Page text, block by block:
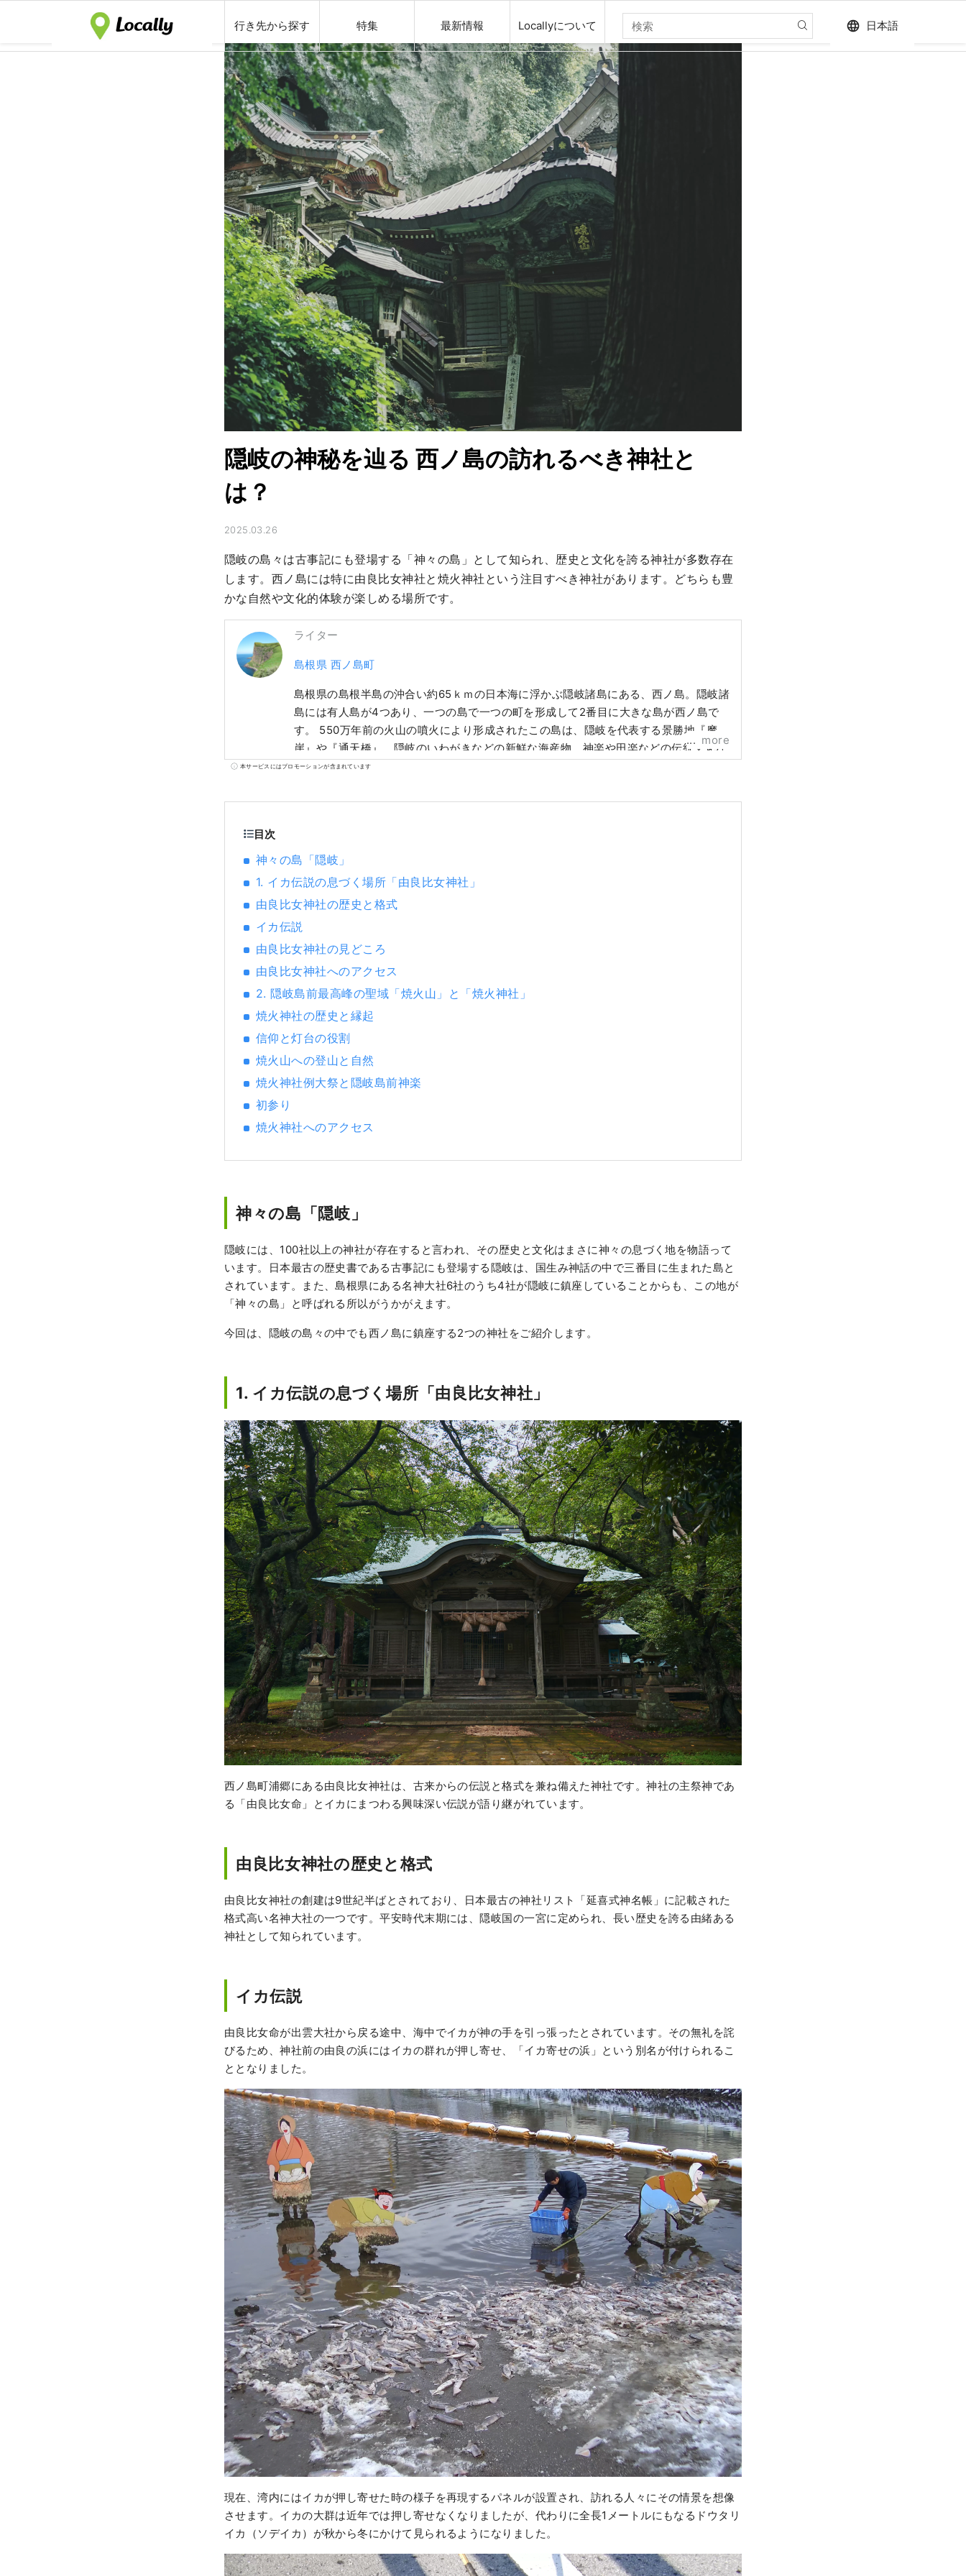
行き先から探す 特集 最新情報 Locallyについて language 日本語
隠岐の神秘を辿る 西ノ島の訪れるべき神社と
は？
2025.03.26
隠岐の島々は古事記にも登場する「神々の島」として知られ、歴史と文化を誇る神社が多数存在
します。西ノ島には特に由良比女神社と焼火神社という注目すべき神社があります。どちらも豊
かな自然や文化的体験が楽しめる場所です。
ライター
島根県 西ノ島町
島根県の島根半島の沖合い約65ｋｍの日本海に浮かぶ隠岐諸島にある、西ノ島。隠岐諸
島には有人島が4つあり、一つの島で一つの町を形成して2番目に大きな島が西ノ島で
す。 550万年前の火山の噴火により形成されたこの島は、隠岐を代表する景勝地『摩天
崖』や『通天橋』、隠岐のいわがきなどの新鮮な海産物、神楽や田楽などの伝統文化な
ど、「自然」、「文化」、「食」、「ひと」の魅力がある島です。
more
本サービスにはプロモーションが含まれています
目次
神々の島「隠岐」
1. イカ伝説の息づく場所「由良比女神社」
由良比女神社の歴史と格式
イカ伝説
由良比女神社の見どころ
由良比女神社へのアクセス
2. 隠岐島前最高峰の聖域「焼火山」と「焼火神社」
焼火神社の歴史と縁起
信仰と灯台の役割
焼火山への登山と自然
焼火神社例大祭と隠岐島前神楽
初参り
焼火神社へのアクセス
神々の島「隠岐」
隠岐には、100社以上の神社が存在すると言われ、その歴史と文化はまさに神々の息づく地を物語って
います。日本最古の歴史書である古事記にも登場する隠岐は、国生み神話の中で三番目に生まれた島と
されています。また、島根県にある名神大社6社のうち4社が隠岐に鎮座していることからも、この地が
「神々の島」と呼ばれる所以がうかがえます。
今回は、隠岐の島々の中でも西ノ島に鎮座する2つの神社をご紹介します。
1. イカ伝説の息づく場所「由良比女神社」
西ノ島町浦郷にある由良比女神社は、古来からの伝説と格式を兼ね備えた神社です。神社の主祭神であ
る「由良比女命」とイカにまつわる興味深い伝説が語り継がれています。
由良比女神社の歴史と格式
由良比女神社の創建は9世紀半ばとされており、日本最古の神社リスト「延喜式神名帳」に記載された
格式高い名神大社の一つです。平安時代末期には、隠岐国の一宮に定められ、長い歴史を誇る由緒ある
神社として知られています。
イカ伝説
由良比女命が出雲大社から戻る途中、海中でイカが神の手を引っ張ったとされています。その無礼を詫
びるため、神社前の由良の浜にはイカの群れが押し寄せ、「イカ寄せの浜」という別名が付けられるこ
ととなりました。
現在、湾内にはイカが押し寄せた時の様子を再現するパネルが設置され、訪れる人々にその情景を想像
させます。イカの大群は近年では押し寄せなくなりましたが、代わりに全長1メートルにもなるドウタリ
イカ（ソデイカ）が秋から冬にかけて見られるようになりました。